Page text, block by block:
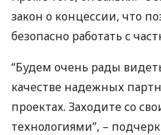
закон о концессии, что
безопасно работать с
“Будем очень рады
качестве надежных
проектах. Заходите со
технологиями”, –